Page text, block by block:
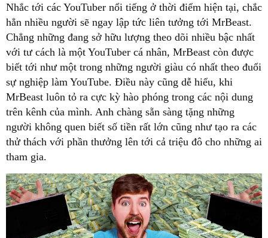
Nhắc tới các YouTuber nổi tiếng ở thời điểm hiện tại, chắc
hẳn nhiều người sẽ ngay lập tức liên tưởng tới MrBeast.
Chẳng những đang sở hữu lượng theo dõi nhiều bậc nhất
với tư cách là một YouTuber cá nhân, MrBeast còn được
biết tới như một trong những người giàu có nhất theo đuổi
sự nghiệp làm YouTube. Điều này cũng dễ hiểu, khi
MrBeast luôn tỏ ra cực kỳ hào phóng trong các nội dung
trên kênh của mình. Anh chàng sẵn sàng tặng những
người không quen biết số tiền rất lớn cũng như tạo ra các
thử thách với phần thưởng lên tới cả triệu đô cho những ai
tham gia.